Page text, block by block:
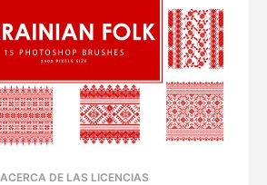
ACERCA DE LAS LICENCIAS